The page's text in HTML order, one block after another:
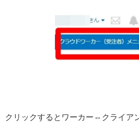
クリックするとワーカー⇔クライア